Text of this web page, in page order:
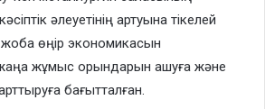
әлеуетінің артуына тікелей
жоба өңір экономикасын
жұмыс орындарын ашуға және
бағытталған.